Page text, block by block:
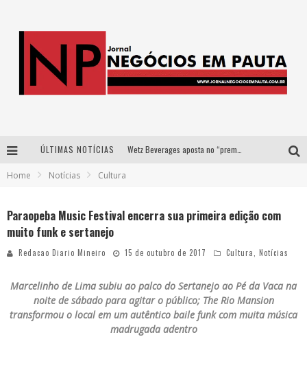
ÚLTIMAS NOTÍCIAS
Home Notícias Cultura
Paraopeba Music Festival encerra sua primeira edição com
muito funk e sertanejo
Redacao Diario Mineiro 15 de outubro de 2017 Cultura Notícias
Marcelinho de Lima subiu ao palco do Sertanejo ao Pé da Vaca na
noite de sábado para agitar o público; The Rio Mansion
transformou o local em um autêntico baile funk com muita música
madrugada adentro